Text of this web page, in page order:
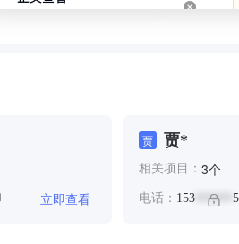
立即查看
贾 贾*
相关项目： 3个
电话： 153******